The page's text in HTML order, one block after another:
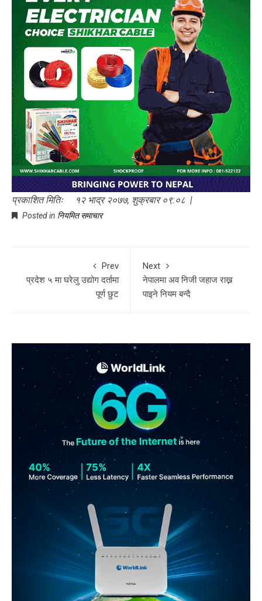
प्रकाशित मितिः १२ भाद्र २०७७, शुक्रबार ०९:०८ |
Posted in नियमित समाचार
Prev
प्रदेश ५ मा घरेलु उद्योग दर्तामा
पूर्ण छुट
Next
नेपालमा अव निजी जहाज राख्न
पाइने नियम बन्दै